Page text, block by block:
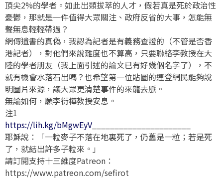
頂尖2%的學者。如此出類拔萃的人才，假若真是死於政治性
憂鬱，那就是一件值得大眾關注、政府反省的大事，怎能無
聲無息輕輕帶過？
網傳遺書的真偽，我認為記者是有義務查證的（不管是否香
港記者），對他們來說難度也不算高，只要聯絡李教授在大
陸的學者朋友（我上面引述的論文已有好幾個名字了），不
就有機會水落石出嗎？也希望第一位貼圖的連登網民能夠說
明圖片來源，讓大眾更清楚事件的來龍去脈。
無論如何，願李衍樺教授安息。
注1
https://lih.kg/bMgwEyV
耶穌說：「一粒麥子不落在地裏死了，仍舊是一粒；若是死
了，就結出許多子粒來。」
請訂閱支持十三維度Patreon：
https://www.patreon.com/sefirot